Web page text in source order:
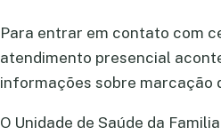
Para entrar em contato com
atendimento presencial
informações sobre marcação
O Unidade de Saúde da